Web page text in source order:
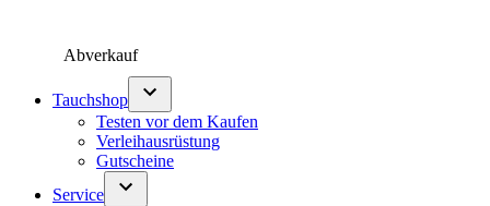
Abverkauf
Tauchshop
Testen vor dem Kaufen
Verleihausrüstung
Gutscheine
Service